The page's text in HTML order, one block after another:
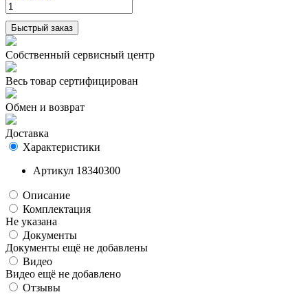
Быстрый заказ
Собственный сервисный центр
Весь товар сертифицирован
Обмен и возврат
Доставка
Характеристики
Артикул 18340300
Описание
Комплектация
Не указана
Документы
Документы ещё не добавлены
Видео
Видео ещё не добавлено
Отзывы